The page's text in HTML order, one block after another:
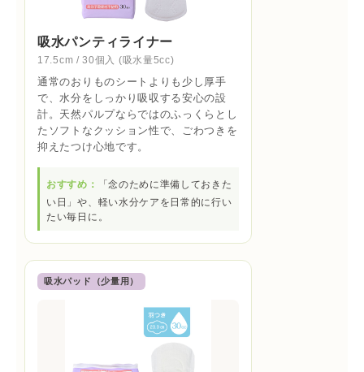
吸水パンティライナー
17.5cm / 30個入 (吸水量5cc)
通常のおりものシートよりも少し厚手
で、水分をしっかり吸収する安心の設
計。天然パルプならではのふっくらとし
たソフトなクッション性で、ごわつきを
抑えたつけ心地です。
おすすめ：
「念のために準備しておきた
い日」や、軽い水分ケアを日常的に行い
たい毎日に。
吸水パッド（少量用）